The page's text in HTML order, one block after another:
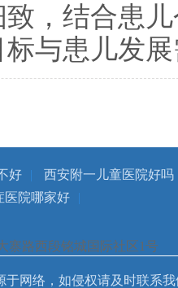
，结合患
与患儿发
好 |
西安附一儿童医院好吗
医院哪家好 |
寨路西段铭城国际社区1号
于网络，如侵权请及时联系